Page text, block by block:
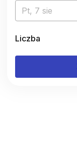
Pt, 7 sie
Liczba